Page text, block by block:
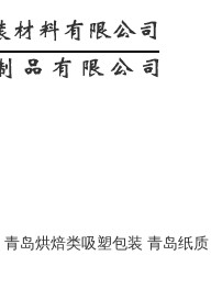
青岛烘焙类吸塑包装 青岛纸质